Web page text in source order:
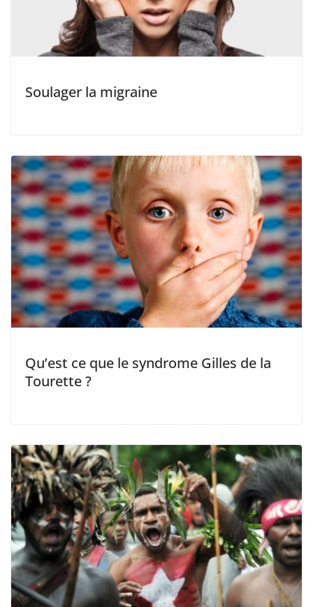
Soulager la migraine
Qu’est ce que le syndrome Gilles de la
Tourette ?